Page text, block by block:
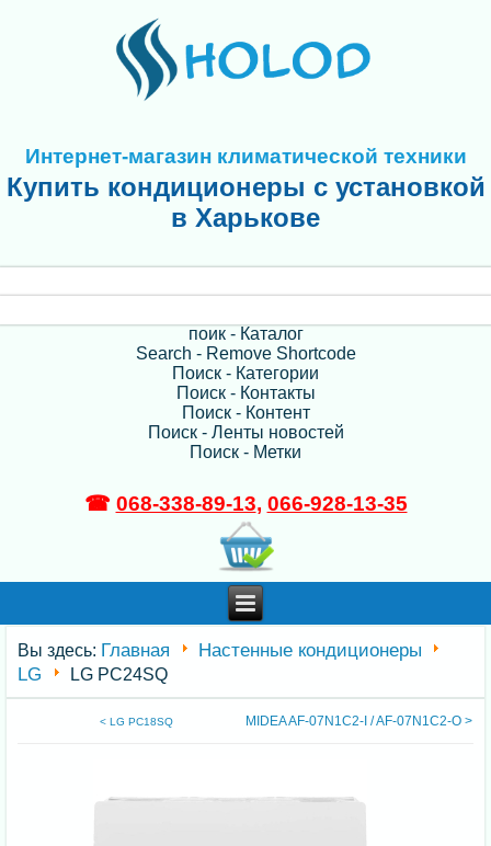
Интернет-магазин климатической техники
Купить кондиционеры с установкой
в Харькове
поик - Каталог
Search - Remove Shortcode
Поиск - Категории
Поиск - Контакты
Поиск - Контент
Поиск - Ленты новостей
Поиск - Метки
☎ 068-338-89-13, 066-928-13-35
Вы здесь: Главная
Настенные кондиционеры
LG
LG PC24SQ
< LG PC18SQ MIDEA AF-07N1C2-I / AF-07N1C2-O >